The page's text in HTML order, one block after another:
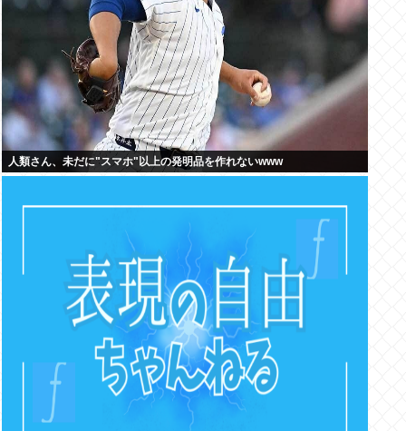
人類さん、未だに"スマホ"以上の発明品を作れないwww